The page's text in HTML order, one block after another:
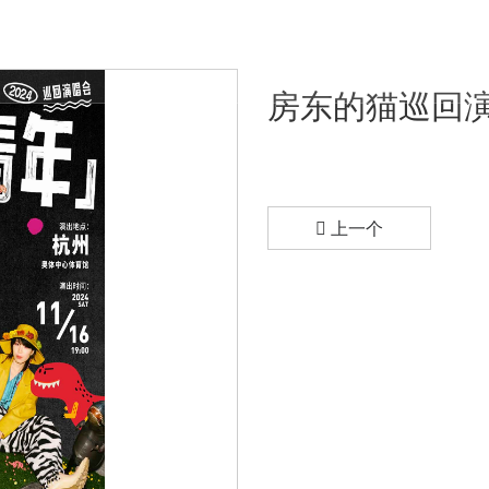
房东的猫巡回
上一个